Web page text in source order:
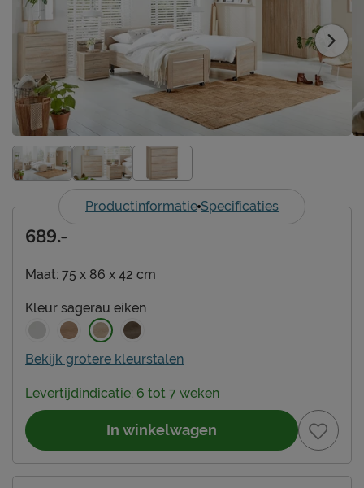
Productinformatie Specificaties
Maat: 75 x 86 x 42 cm
Kleur sagerau eiken
Bekijk grotere kleurstalen
689.-
Levertijdindicatie: 6 tot 7 weken
In winkelwagen